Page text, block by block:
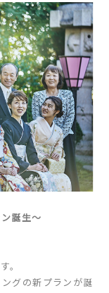
誕生〜
。
グの新プランが誕